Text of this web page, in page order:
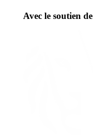
Avec le soutien de